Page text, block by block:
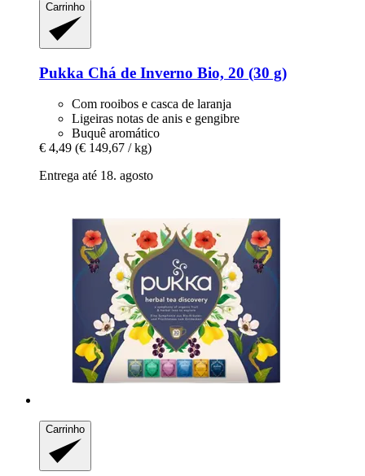
Carrinho
Pukka Chá de Inverno Bio, 20 (30 g)
Com rooibos e casca de laranja
Ligeiras notas de anis e gengibre
Buquê aromático
€ 4,49 (€ 149,67 / kg)
Entrega até 18. agosto
Carrinho